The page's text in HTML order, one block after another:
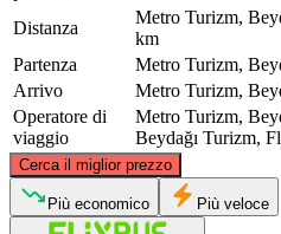
Distanza
Metro Turizm,
km
Partenza
Metro Turizm,
Arrivo
Metro Turizm,
Operatore di
viaggio
Metro Turizm,
Beydağı Turizm,
Cerca il miglior prezzo
Più economico Più veloce